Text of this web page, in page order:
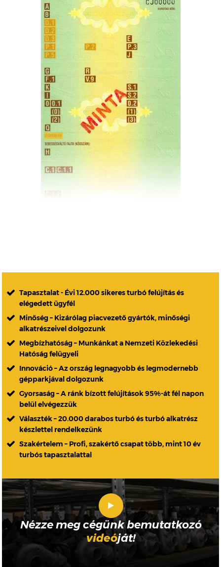
Tapasztalat - Évi 12.000 sikeres turbó felújítás és
elégedett ügyfél
Minőség – Kizárólag piacvezető gyártók, minőségi
alkatrészeivel dolgozunk
Megbízhatóság – Munkánkat a Nemzeti Közlekedési
Hatóság felügyeli
Innováció – Az ország legnagyobb és legmodernebb
gépparkjával dolgozunk
Gyorsaság – A ránk bízott felújítások 95%-át fél napon
belül elvégezzük
Választék – 20.000 darabos turbó és turbó alkatrész
készlettel rendelkezünk
Szakértelem – Profi, szakértő csapat több, mint 10 év
turbós tapasztalattal
Nézze meg cégünk bemutatkozó
videóját!